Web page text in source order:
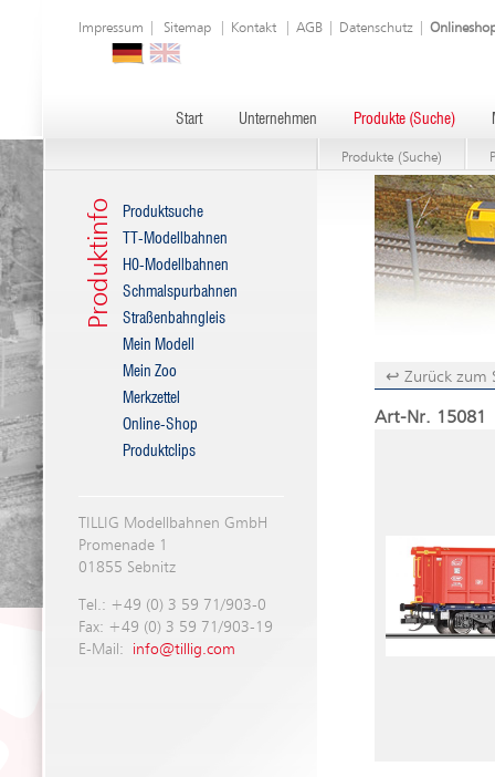
Impressum Sitemap Kontakt AGB Datenschutz
Start Unternehmen Produkte (Suche)
Produkte (Suche)
Produktinfo
Produktsuche
TT-Modellbahnen
H0-Modellbahnen
Schmalspurbahnen
Straßenbahngleis
Mein Modell
Mein Zoo
Merkzettel
Online-Shop
Produktclips
TILLIG Modellbahnen GmbH
Promenade 1
01855 Sebnitz
Tel.: +49 (0) 3 59 71/903-0
Fax: +49 (0) 3 59 71/903-19
E-Mail: info@tillig.com
↩ Zurück zum
Art-Nr. 15081